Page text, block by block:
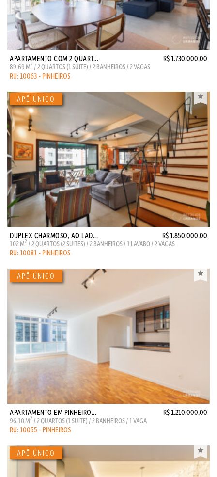
APARTAMENTO COM 2 QUART... R$ 1.730.000,00
89,69 M2 / 2 QUARTOS (1 SUITE) / 2 BANHEIROS / 2 VAGAS
RU: 10063 - PINHEIROS
DUPLEX CHARMOSO, AO LAD... R$ 1.850.000,00
102 M2 / 2 QUARTOS (2 SUITES) / 2 BANHEIROS / 1 LAVABO / 2 VAGAS
RU: 10081 - PINHEIROS
APARTAMENTO EM PINHEIRO... R$ 1.210.000,00
96,10 M2 / 2 QUARTOS (1 SUITE) / 2 BANHEIROS / 1 VAGA
RU: 10055 - PINHEIROS